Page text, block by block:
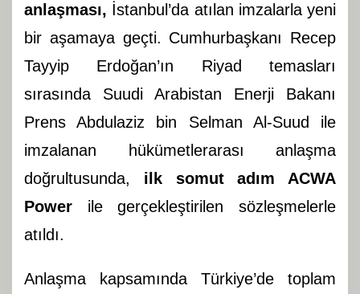
anlaşması, İstanbul’da atılan imzalarla yeni
bir aşamaya geçti. Cumhurbaşkanı Recep
Tayyip Erdoğan’ın Riyad temasları
sırasında Suudi Arabistan Enerji Bakanı
Prens Abdulaziz bin Selman Al-Suud ile
imzalanan hükümetlerarası anlaşma
doğrultusunda, ilk somut adım ACWA
Power ile gerçekleştirilen sözleşmelerle
atıldı.
Anlaşma kapsamında Türkiye’de toplam